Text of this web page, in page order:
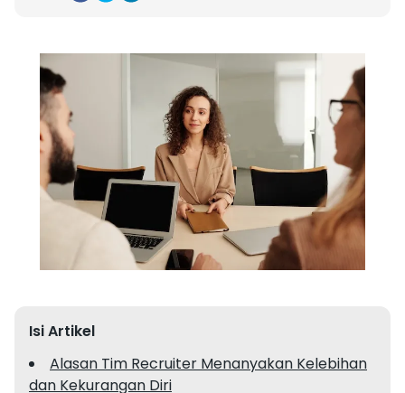
Isi Artikel
Alasan Tim Recruiter Menanyakan Kelebihan
dan Kekurangan Diri